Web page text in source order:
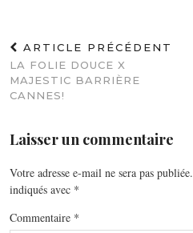
ARTICLE PRÉCÉDENT
LA FOLIE DOUCE X
MAJESTIC BARRIÈRE
CANNES!
Laisser un commentaire
Votre adresse e-mail ne sera pas publiée.
indiqués avec *
Commentaire *